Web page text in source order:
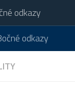
odkazy
odkazy